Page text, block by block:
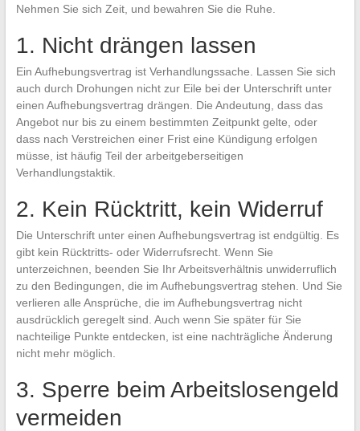
Nehmen Sie sich Zeit, und bewahren Sie die Ruhe.
1. Nicht drängen lassen
Ein Aufhebungsvertrag ist Verhandlungssache. Lassen Sie sich
auch durch Drohungen nicht zur Eile bei der Unterschrift unter
einen Aufhebungsvertrag drängen. Die Andeutung, dass das
Angebot nur bis zu einem bestimmten Zeitpunkt gelte, oder
dass nach Verstreichen einer Frist eine Kündigung erfolgen
müsse, ist häufig Teil der arbeitgeberseitigen
Verhandlungstaktik.
2. Kein Rücktritt, kein Widerruf
Die Unterschrift unter einen Aufhebungsvertrag ist endgültig. Es
gibt kein Rücktritts- oder Widerrufsrecht. Wenn Sie
unterzeichnen, beenden Sie Ihr Arbeitsverhältnis unwiderruflich
zu den Bedingungen, die im Aufhebungsvertrag stehen. Und Sie
verlieren alle Ansprüche, die im Aufhebungsvertrag nicht
ausdrücklich geregelt sind. Auch wenn Sie später für Sie
nachteilige Punkte entdecken, ist eine nachträgliche Änderung
nicht mehr möglich.
3. Sperre beim Arbeitslosengeld
vermeiden